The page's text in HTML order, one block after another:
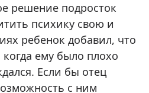
решение подросток
психику свою и
ребенок добавил, что
ему было плохо
Если бы отец
с ним